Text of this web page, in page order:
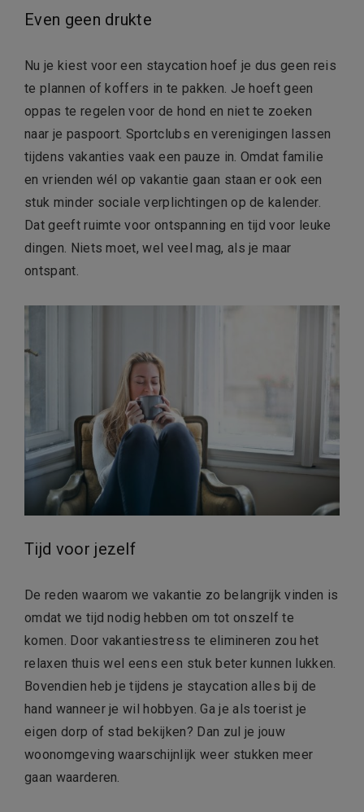
Even geen drukte
Nu je kiest voor een staycation hoef je dus geen reis
te plannen of koffers in te pakken. Je hoeft geen
oppas te regelen voor de hond en niet te zoeken
naar je paspoort. Sportclubs en verenigingen lassen
tijdens vakanties vaak een pauze in. Omdat familie
en vrienden wél op vakantie gaan staan er ook een
stuk minder sociale verplichtingen op de kalender.
Dat geeft ruimte voor ontspanning en tijd voor leuke
dingen. Niets moet, wel veel mag, als je maar
ontspant.
Tijd voor jezelf
De reden waarom we vakantie zo belangrijk vinden is
omdat we tijd nodig hebben om tot onszelf te
komen. Door vakantiestress te elimineren zou het
relaxen thuis wel eens een stuk beter kunnen lukken.
Bovendien heb je tijdens je staycation alles bij de
hand wanneer je wil hobbyen. Ga je als toerist je
eigen dorp of stad bekijken? Dan zul je jouw
woonomgeving waarschijnlijk weer stukken meer
gaan waarderen.